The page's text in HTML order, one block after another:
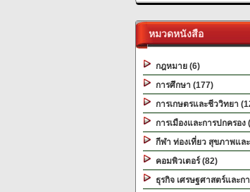
หมวดหนังสือ
กฎหมาย (6)
การศึกษา (177)
การเกษตรและชีววิทยา
การเมืองและการปกครอง
กีฬา ท่องเที่ยว สุขภาพแล
คอมพิวเตอร์ (82)
ธุรกิจ เศรษฐศาสตร์และก